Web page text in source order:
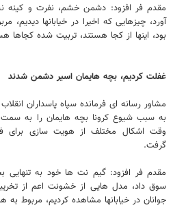
مقدم فر افزود: دشمن خشم، نفرت و کینه
آورد، چیزهایی که اخیرا در خیابانها دیدیم،
بود، اینها از کجا هستند، تربیت شده کجاها
غفلت کردیم، بچه هایمان اسیر دشمن شدند
مشاور رسانه ای فرمانده سپاه پاسداران
به سبب شیوع کرونا بچه هایمان را به
وقت اشکال مختلف از هویت سازی برای
گرفت.
مقدم فر افزود: گیم نت ها خود به
سوق داد، مدل هایی از خشونت اعم از
جوانان در خیابانها مشاهده کردیم، مربوط